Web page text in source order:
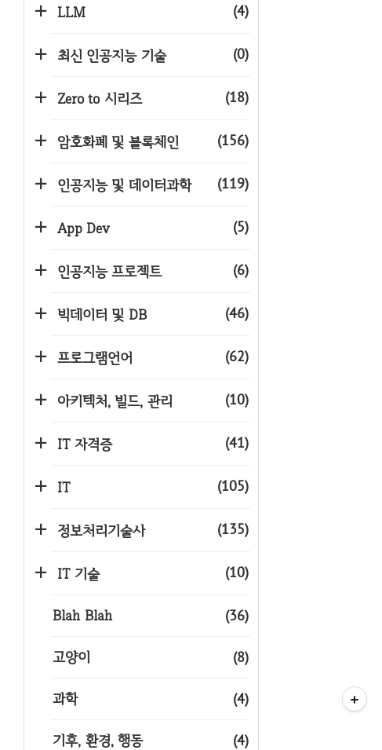
LLM (4)
최신 인공지능 기술 (0)
Zero to 시리즈 (18)
암호화폐 및 블록체인 (156)
인공지능 및 데이터과학 (119)
App Dev (5)
인공지능 프로젝트 (6)
빅데이터 및 DB (46)
프로그램언어 (62)
아키텍처, 빌드, 관리 (10)
IT 자격증 (41)
IT (105)
정보처리기술사 (135)
IT 기술 (10)
Blah Blah (36)
고양이 (8)
과학 (4)
기후, 환경, 행동 (4)